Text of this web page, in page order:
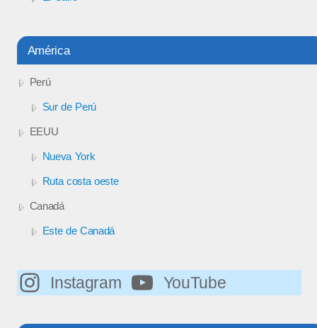
América
Perú
Sur de Perú
EEUU
Nueva York
Ruta costa oeste
Canadá
Este de Canadá
Instagram YouTube